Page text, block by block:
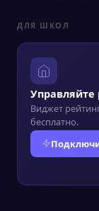
ДЛЯ ШКОЛ
Управляйте
Виджет
бесплатно.